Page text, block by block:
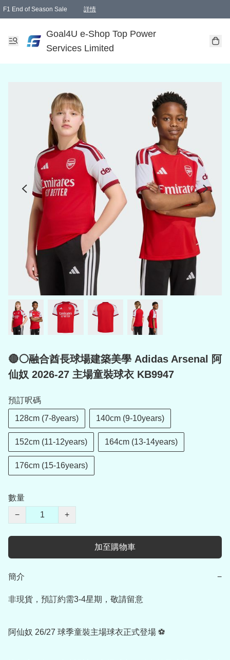
F1 End of Season Sale 詳情
Goal4U e-Shop Top Power
Services Limited
🔴⚪融合酋長球場建築美學 Adidas Arsenal 阿
仙奴 2026-27 主場童裝球衣 KB9947
預訂呎碼
128cm (7-8years) 140cm (9-10years)
152cm (11-12years) 164cm (13-14years)
176cm (15-16years)
數量
−
+
加至購物車
簡介 −
非現貨，預訂約需3-4星期，敬請留意
阿仙奴 26/27 球季童裝主場球衣正式登場 ⚽